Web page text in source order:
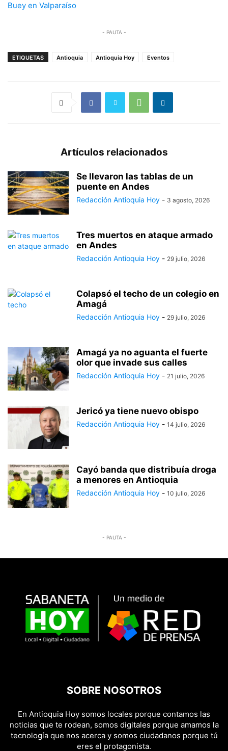
Buey en Valparaíso
- PAUTA -
ETIQUETAS Antioquia Antioquia Hoy Eventos
Artículos relacionados
Se llevaron las tablas de un
puente en Andes
Redacción Antioquia Hoy - 3 agosto, 2026
Tres muertos en ataque armado
en Andes
Redacción Antioquia Hoy - 29 julio, 2026
Colapsó el techo de un colegio en
Amagá
Redacción Antioquia Hoy - 29 julio, 2026
Amagá ya no aguanta el fuerte
olor que invade sus calles
Redacción Antioquia Hoy - 21 julio, 2026
Jericó ya tiene nuevo obispo
Redacción Antioquia Hoy - 14 julio, 2026
Cayó banda que distribuía droga
a menores en Antioquia
Redacción Antioquia Hoy - 10 julio, 2026
- PAUTA -
SOBRE NOSOTROS
En Antioquia Hoy somos locales porque contamos las
noticias que te rodean, somos digitales porque amamos la
tecnología que nos acerca y somos ciudadanos porque tú
eres el protagonista.